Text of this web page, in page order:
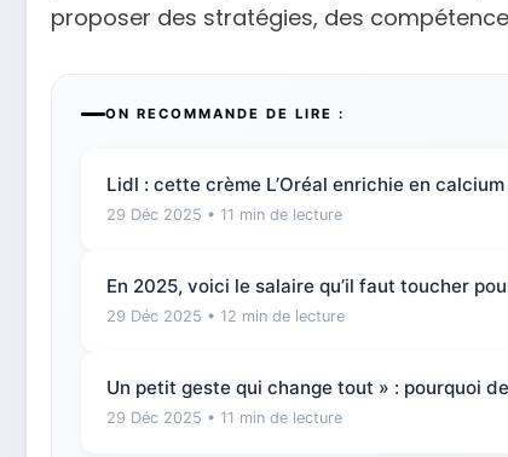
proposer des stratégies, des
ON RECOMMANDE DE LIRE :
Lidl : cette crème L’Oréal enrichie en
29 Déc 2025 • 11 min de lecture
En 2025, voici le salaire qu’il faut toucher
29 Déc 2025 • 12 min de lecture
Un petit geste qui change tout » : pourquoi
29 Déc 2025 • 11 min de lecture